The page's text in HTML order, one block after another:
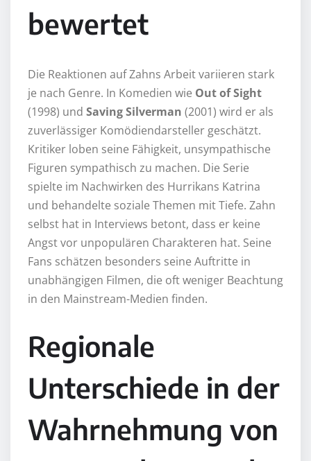
bewertet
Die Reaktionen auf Zahns Arbeit variieren stark
je nach Genre. In Komedien wie Out of Sight
(1998) und Saving Silverman (2001) wird er als
zuverlässiger Komödiendarsteller geschätzt.
Kritiker loben seine Fähigkeit, unsympathische
Figuren sympathisch zu machen. Die Serie
spielte im Nachwirken des Hurrikans Katrina
und behandelte soziale Themen mit Tiefe. Zahn
selbst hat in Interviews betont, dass er keine
Angst vor unpopulären Charakteren hat. Seine
Fans schätzen besonders seine Auftritte in
unabhängigen Filmen, die oft weniger Beachtung
in den Mainstream-Medien finden.
Regionale
Unterschiede in der
Wahrnehmung von